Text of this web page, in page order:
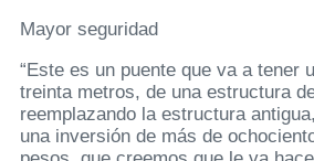
Mayor seguridad
“Este es un puente que va a tener
treinta metros, de una estructura
reemplazando la estructura
una inversión de más de